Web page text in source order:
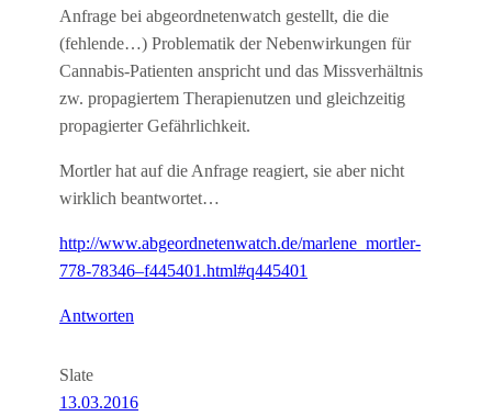
Anfrage bei abgeordnetenwatch gestellt, die die
(fehlende…) Problematik der Nebenwirkungen für
Cannabis-Patienten anspricht und das Missverhältnis
zw. propagiertem Therapienutzen und gleichzeitig
propagierter Gefährlichkeit.
Mortler hat auf die Anfrage reagiert, sie aber nicht
wirklich beantwortet…
http://www.abgeordnetenwatch.de/marlene_mortler-
778-78346–f445401.html#q445401
Antworten
Slate
13.03.2016